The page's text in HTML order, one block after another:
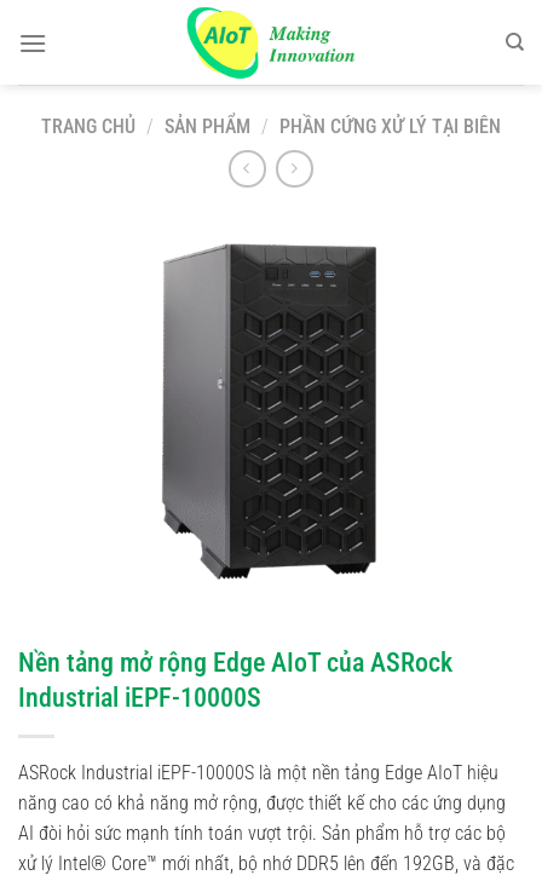
đến
TRANG CHỦ / SẢN PHẨM / PHẦN CỨNG XỬ LÝ TẠI BIÊN
Nền tảng mở rộng Edge AIoT của ASRock
Industrial iEPF-10000S
ASRock Industrial iEPF-10000S là một nền tảng Edge AIoT hiệu
năng cao có khả năng mở rộng, được thiết kế cho các ứng dụng
AI đòi hỏi sức mạnh tính toán vượt trội. Sản phẩm hỗ trợ các bộ
xử lý Intel® Core™ mới nhất, bộ nhớ DDR5 lên đến 192GB, và đặc